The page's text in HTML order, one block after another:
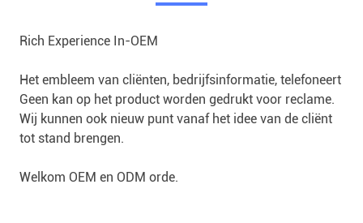
Rich Experience In-OEM
Het embleem van cliënten, bedrijfsinformatie, telefoneert
Geen kan op het product worden gedrukt voor reclame.
Wij kunnen ook nieuw punt vanaf het idee van de cliënt
tot stand brengen.
Welkom OEM en ODM orde.